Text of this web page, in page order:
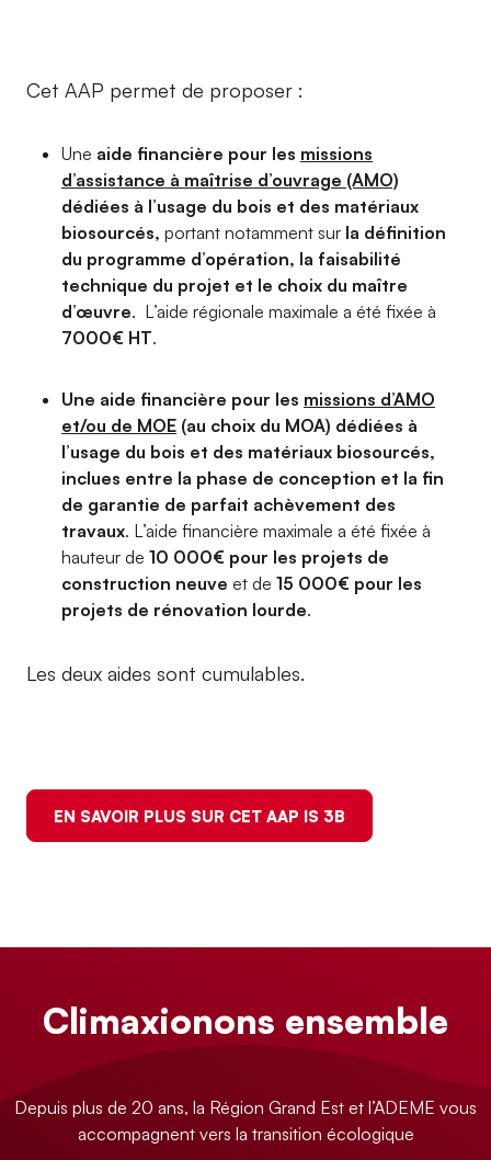
Cet AAP permet de proposer :
Une aide financière pour les missions
d’assistance à maîtrise d’ouvrage (AMO)
dédiées à l’usage du bois et des matériaux
biosourcés, portant notamment sur la définition
du programme d’opération, la faisabilité
technique du projet et le choix du maître
d’œuvre. L’aide régionale maximale a été fixée à
7000€ HT.
Une aide financière pour les missions d’AMO
et/ou de MOE (au choix du MOA) dédiées à
l’usage du bois et des matériaux biosourcés,
inclues entre la phase de conception et la fin
de garantie de parfait achèvement des
travaux. L’aide financière maximale a été fixée à
hauteur de 10 000€ pour les projets de
construction neuve et de 15 000€ pour les
projets de rénovation lourde.
Les deux aides sont cumulables.
EN SAVOIR PLUS SUR CET AAP IS 3B
Climaxionons ensemble
Depuis plus de 20 ans, la Région Grand Est et l’ADEME vous
accompagnent vers la transition écologique